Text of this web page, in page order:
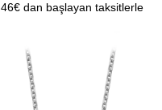
46€ dan başlayan taksitlerle